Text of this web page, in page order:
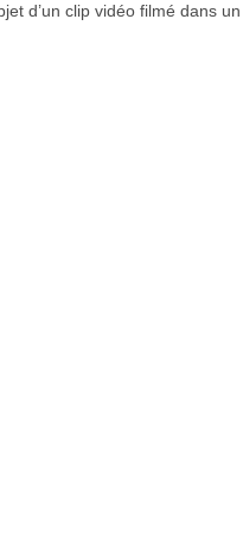
d’un clip vidéo filmé dans un